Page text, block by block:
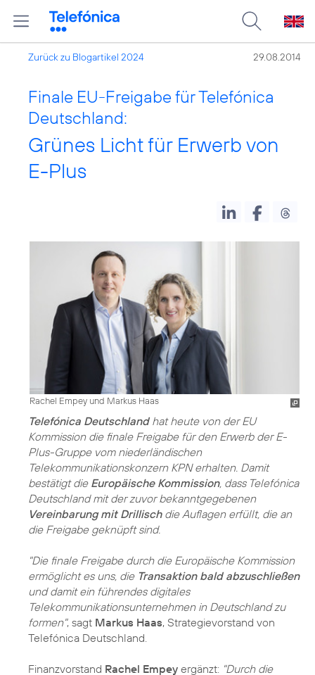
Zurück zu Blogartikel 2024 29.08.2014
Finale EU-Freigabe für Telefónica
Deutschland:
Grünes Licht für Erwerb von
E-Plus
Rachel Empey und Markus Haas
Telefónica Deutschlandhat heute von der EU
Kommission die finale Freigabe für den Erwerb der E-
Plus-Gruppe vom niederländischen
Telekommunikationskonzern KPN erhalten. Damit
bestätigt die Europäische Kommission, dass Telefónica
Deutschland mit der zuvor bekanntgegebenen
Vereinbarung mit Drillischdie Auflagen erfüllt, die an
die Freigabe geknüpft sind.
"Die finale Freigabe durch die Europäische Kommission
ermöglicht es uns, die Transaktion bald abzuschließen
und damit ein führendes digitales
Telekommunikationsunternehmen in Deutschland zu
formen", sagt Markus Haas, Strategievorstand von
Telefónica Deutschland.
Finanzvorstand Rachel Empey ergänzt: "Durch die